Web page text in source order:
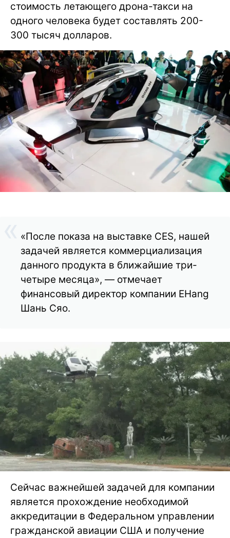
стоимость летающего дрона-такси на
одного человека будет составлять 200-
300 тысяч долларов.
«После показа на выставке CES, нашей
задачей является коммерциализация
данного продукта в ближайшие три-
четыре месяца», — отмечает
финансовый директор компании EHang
Шань Сяо.
Сейчас важнейшей задачей для компании
является прохождение необходимой
аккредитации в Федеральном управлении
гражданской авиации США и получение